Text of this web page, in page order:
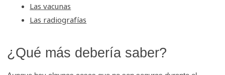
Las vacunas
Las radiografías
¿Qué más debería saber?